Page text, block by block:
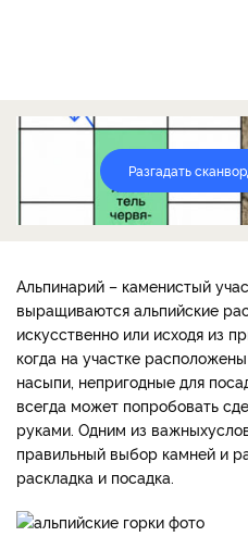
Разгадать
Альпинарий – каменистый
выращиваются альпийские
искусственно или исходя из
когда на участке
насыпи, непригодные для
всегда может попробовать
руками. Одним из
правильный выбор камней и
раскладка и посадка.